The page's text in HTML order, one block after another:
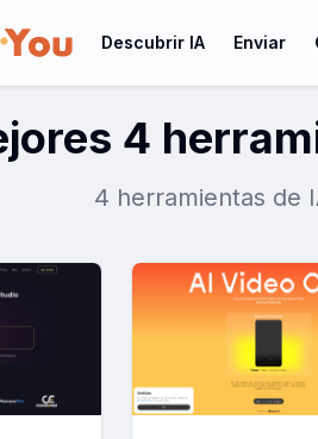
Descubrir IA Enviar
4
4 herramientas de